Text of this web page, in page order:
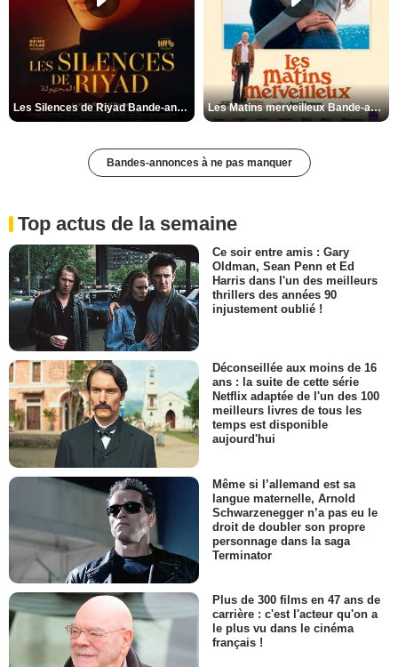
Les Silences de Riyad Bande-annonce VO STFR Les Matins merveilleux Bande-annonce VF
Bandes-annonces à ne pas manquer
Top actus de la semaine
Ce soir entre amis : Gary
Oldman, Sean Penn et Ed
Harris dans l'un des meilleurs
thrillers des années 90
injustement oublié !
Déconseillée aux moins de 16
ans : la suite de cette série
Netflix adaptée de l'un des 100
meilleurs livres de tous les
temps est disponible
aujourd'hui
Même si l’allemand est sa
langue maternelle, Arnold
Schwarzenegger n’a pas eu le
droit de doubler son propre
personnage dans la saga
Terminator
Plus de 300 films en 47 ans de
carrière : c'est l'acteur qu'on a
le plus vu dans le cinéma
français !